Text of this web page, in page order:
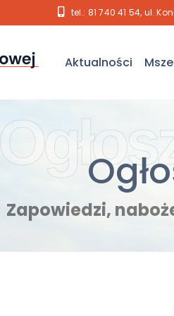
tel.: 81 740 41 54, ul.
Aktualności
Zapowiedzi,